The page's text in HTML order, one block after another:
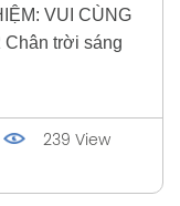
VUI CÙNG
Chân trời sáng
239 View